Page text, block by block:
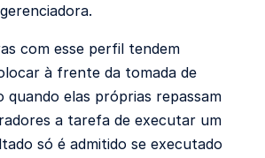
com esse perfil tendem
à frente da tomada de
quando elas próprias repassam
a tarefa de executar um
só é admitido se executado